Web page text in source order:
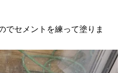
でセメントを練って塗りま